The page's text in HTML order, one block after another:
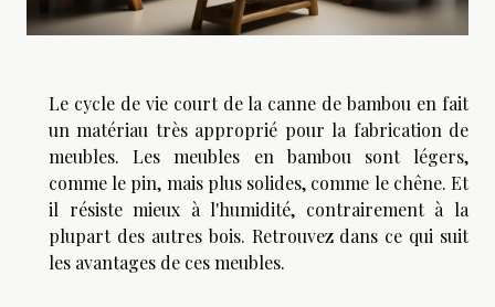
Le cycle de vie court de la canne de bambou en fait
un matériau très approprié pour la fabrication de
meubles. Les meubles en bambou sont légers,
comme le pin, mais plus solides, comme le chêne. Et
il résiste mieux à l'humidité, contrairement à la
plupart des autres bois. Retrouvez dans ce qui suit
les avantages de ces meubles.